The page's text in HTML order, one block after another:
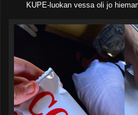
KUPE-luokan vessa oli jo